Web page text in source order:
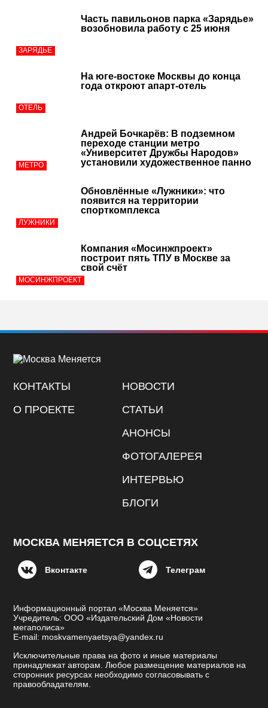
ЗАРЯДЬЕ
Часть павильонов парка «Зарядье»
возобновила работу с 25 июня
ОТЕЛЬ
На юге-востоке Москвы до конца
года откроют апарт-отель
МЕТРО
Андрей Бочкарёв: В подземном
переходе станции метро
«Университет Дружбы Народов»
установили художественное панно
ЛУЖНИКИ
Обновлённые «Лужники»: что
появится на территории
спорткомплекса
МОСИНЖПРОЕКТ
Компания «Мосинжпроект»
построит пять ТПУ в Москве за
свой счёт
КОНТАКТЫ
О ПРОЕКТЕ
НОВОСТИ
СТАТЬИ
АНОНСЫ
ФОТОГАЛЕРЕЯ
ИНТЕРВЬЮ
БЛОГИ
МОСКВА МЕНЯЕТСЯ В СОЦСЕТЯХ
Вконтакте Телеграм
Информационный портал «Москва Меняется»
Учредитель: ООО «Издательский Дом «Новости
мегаполиса»
E-mail: moskvamenyaetsya@yandex.ru
Исключительные права на фото и иные материалы
принадлежат авторам. Любое размещение материалов на
сторонних ресурсах необходимо согласовывать с
правообладателям.